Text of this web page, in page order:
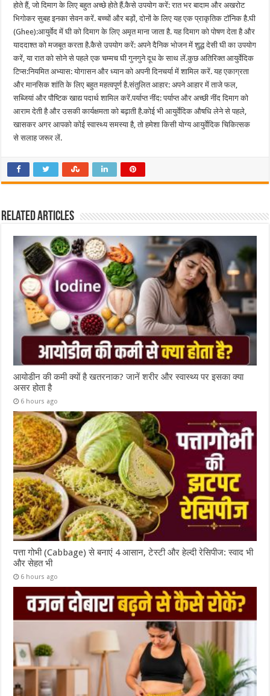
होते हैं, जो दिमाग के लिए बहुत अच्छे होते हैं.कैसे उपयोग करें: रात भर बादाम और अखरोट
भिगोकर सुबह इनका सेवन करें. बच्चों और बड़ों, दोनों के लिए यह एक प्राकृतिक टॉनिक है.घी
(Ghee):आयुर्वेद में घी को दिमाग के लिए अमृत माना जाता है. यह दिमाग को पोषण देता है और
याददाश्त को मजबूत करता है.कैसे उपयोग करें: अपने दैनिक भोजन में शुद्ध देसी घी का उपयोग
करें, या रात को सोने से पहले एक चम्मच घी गुनगुने दूध के साथ लें.कुछ अतिरिक्त आयुर्वेदिक
टिप्स:नियमित अभ्यास: योगासन और ध्यान को अपनी दिनचर्या में शामिल करें. यह एकाग्रता
और मानसिक शांति के लिए बहुत महत्वपूर्ण है.संतुलित आहार: अपने आहार में ताजे फल,
सब्जियां और पौष्टिक खाद्य पदार्थ शामिल करें.पर्याप्त नींद: पर्याप्त और अच्छी नींद दिमाग को
आराम देती है और उसकी कार्यक्षमता को बढ़ाती है.कोई भी आयुर्वेदिक औषधि लेने से पहले,
खासकर अगर आपको कोई स्वास्थ्य समस्या है, तो हमेशा किसी योग्य आयुर्वेदिक चिकित्सक
से सलाह जरूर लें.
Related Articles
आयोडीन की कमी क्यों है खतरनाक? जानें शरीर और स्वास्थ्य पर इसका क्या
असर होता है
6 hours ago
पत्ता गोभी (Cabbage) से बनाएं 4 आसान, टेस्टी और हेल्दी रेसिपीज: स्वाद भी
और सेहत भी
6 hours ago